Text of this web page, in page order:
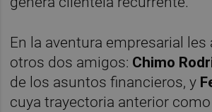
En la aventura empresarial
otros dos amigos: Chimo
de los asuntos financieros, y
cuya trayectoria anterior